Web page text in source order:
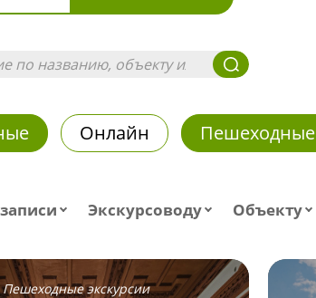
Онлайн Пешеходные
Экскурсоводу Объекту
Пешеходные экскурсии